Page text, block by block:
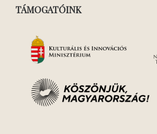
TÁMOGATÓINK